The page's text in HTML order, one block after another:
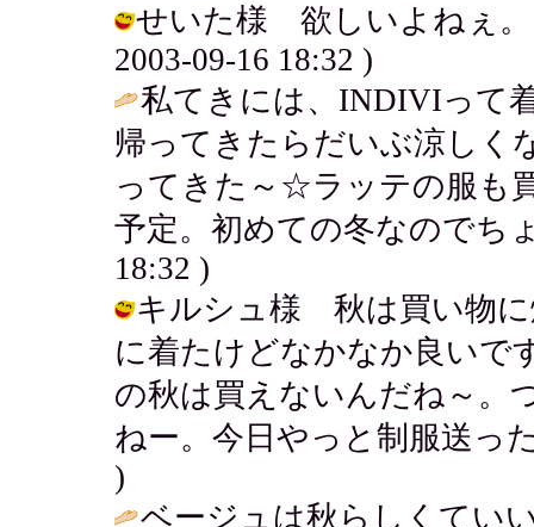
せいた様 欲しいよねぇ。
2003-09-16 18:32 )
私てきには、INDIVIって
帰ってきたらだいぶ涼しく
ってきた～☆ラッテの服も
予定。初めての冬なのでち
18:32 )
キルシュ様 秋は買い物に
に着たけどなかなか良いで
の秋は買えないんだね～。
ねー。今日やっと制服送っ
)
ベージュは秋らしくてい